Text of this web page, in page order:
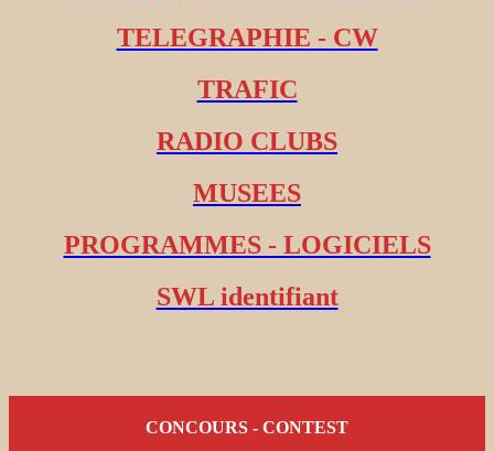
TELEGRAPHIE - CW
TRAFIC
RADIO CLUBS
MUSEES
PROGRAMMES - LOGICIELS
SWL identifiant
CONCOURS - CONTEST